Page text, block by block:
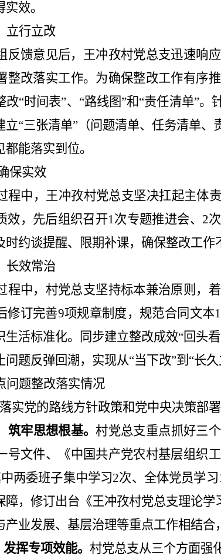
效。
立行立改
反馈意见后，王冲孜村党总支迅速响
整改落实工作。为确保整改工作有序
改“时间表”、 “路线图”和“责任清单”。
立“三张清单” （问题清单、任务清单
能落实到位。
保实效
程中，王冲孜村党总支坚决扛起主体
效，先后组织召开1次专题推进会、 2
约谈提醒、限期补课，确保整改工作
长效常治
程中，村党总支坚持标本兼治原则，
修订完善9项规章制度，规范合同文本1
生活标准化。同步建立整改成效“回头看
问题反弹回潮，实现从“当下改”到 “长久
问题整改落实情况
实党的路线方针政策和党中央决策部署
筑牢思想根基。村党总支重点抓好三
号文件、《中国共产党农村基层组织
两委班子集中学习2次、全体党员学习
障，修订出台《王冲孜村党总支理论学
产业发展、基层治理等重点工作相结
挥专项效能。村党总支从三个方面强